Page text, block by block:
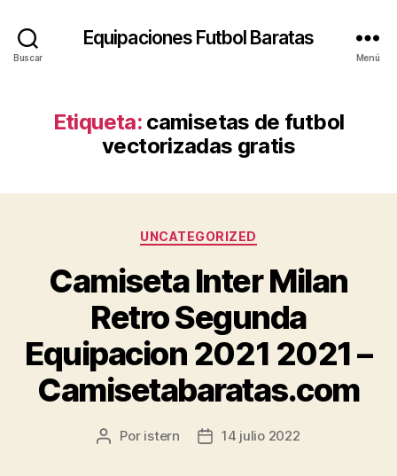
Buscar
Equipaciones Futbol Baratas
Menú
Etiqueta: camisetas de futbol
vectorizadas gratis
Categorías
UNCATEGORIZED
Camiseta Inter Milan
Retro Segunda
Equipacion 2021 2021 –
Camisetabaratas.com
Autor
Por istern
Fecha14 julio 2022